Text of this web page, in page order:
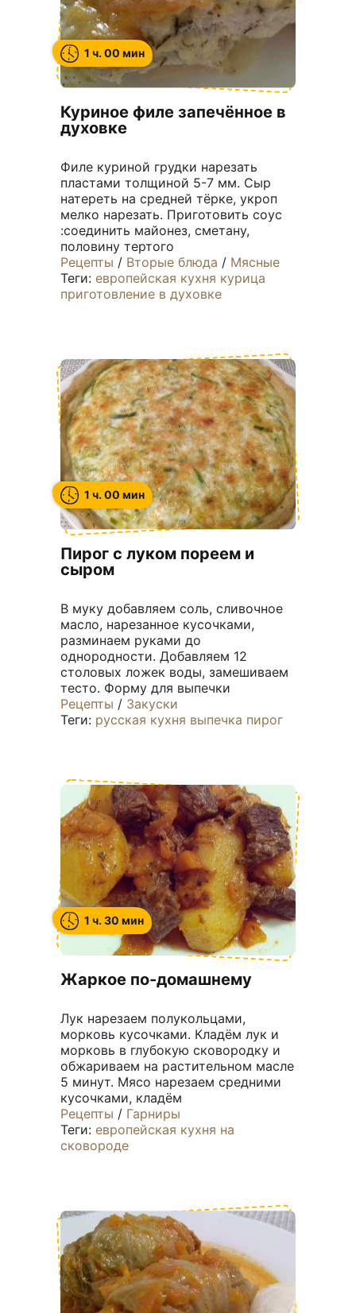
1 ч. 00 мин
Куриное филе запечённое в
духовке
Филе куриной грудки нарезать
пластами толщиной 5-7 мм. Сыр
натереть на средней тёрке, укроп
мелко нарезать. Приготовить соус
:соединить майонез, сметану,
половину тертого
Рецепты / Вторые блюда / Мясные
Теги: европейская кухня курица
приготовление в духовке
1 ч. 00 мин
Пирог с луком пореем и
сыром
В муку добавляем соль, сливочное
масло, нарезанное кусочками,
разминаем руками до
однородности. Добавляем 12
столовых ложек воды, замешиваем
тесто. Форму для выпечки
Рецепты / Закуски
Теги: русская кухня выпечка пирог
1 ч. 30 мин
Жаркое по-домашнему
Лук нарезаем полукольцами,
морковь кусочками. Кладём лук и
морковь в глубокую сковородку и
обжариваем на растительном масле
5 минут. Мясо нарезаем средними
кусочками, кладём
Рецепты / Гарниры
Теги: европейская кухня на
сковороде